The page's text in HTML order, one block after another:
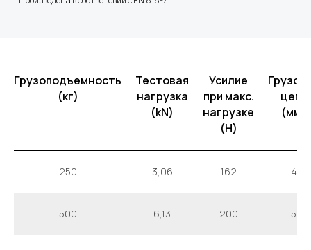
Грузоподъемность
(кг)
Тестовая
нагрузка
(kN)
Усилие
при макс.
нагрузке
(Н)
цепь
(мм)
250 3,06 162 4
500 6,13 200 5